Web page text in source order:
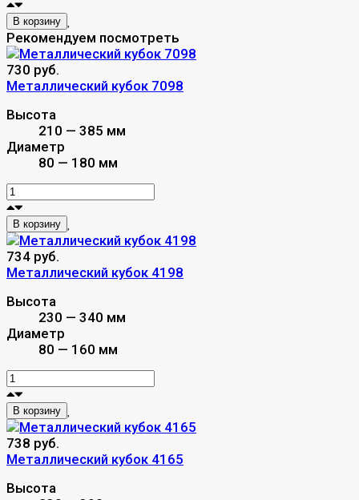
В корзину
Рекомендуем посмотреть
730 руб.
Металлический кубок 7098
Высота
210 — 385 мм
Диаметр
80 — 180 мм
В корзину
734 руб.
Металлический кубок 4198
Высота
230 — 340 мм
Диаметр
80 — 160 мм
В корзину
738 руб.
Металлический кубок 4165
Высота